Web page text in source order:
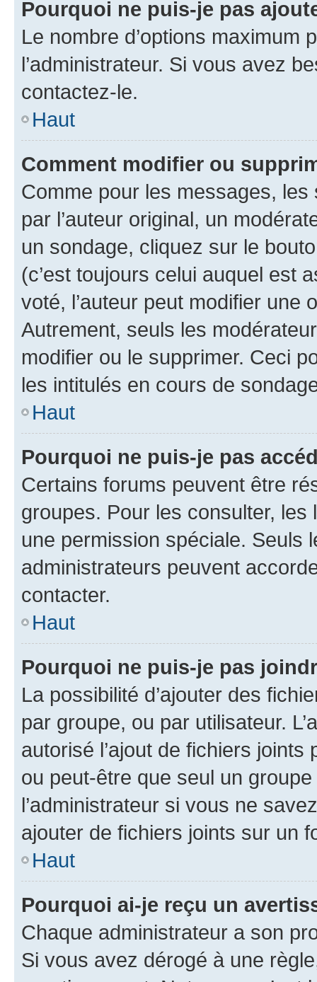
Pourquoi ne puis-je pas
Le nombre d’options maximum
l’administrateur. Si vous avez
contactez-le.
Haut
Comment modifier ou
Comme pour les messages,
par l’auteur original, un
un sondage, cliquez sur le
(c’est toujours celui auquel est
voté, l’auteur peut modifier une
Autrement, seuls les
modifier ou le supprimer. Ceci
les intitulés en cours de
Haut
Pourquoi ne puis-je pas
Certains forums peuvent être
groupes. Pour les consulter,
une permission spéciale. Seuls
administrateurs peuvent
contacter.
Haut
Pourquoi ne puis-je pas
La possibilité d’ajouter des
par groupe, ou par utilisateur.
autorisé l’ajout de fichiers
ou peut-être que seul un
l’administrateur si vous ne
ajouter de fichiers joints sur un
Haut
Pourquoi ai-je reçu un
Chaque administrateur a son
Si vous avez dérogé à une